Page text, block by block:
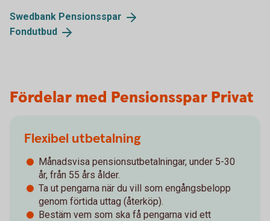
Swedbank Pensionsspar
Fondutbud
Fördelar med Pensionsspar Privat
Flexibel utbetalning
Månadsvisa pensionsutbetalningar, under 5-30
år, från 55 års ålder.
Ta ut pengarna när du vill som engångsbelopp
genom förtida uttag (återköp).
Bestäm vem som ska få pengarna vid ett